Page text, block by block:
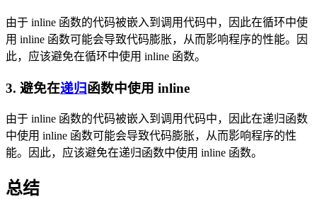
由于 inline 函数的代码被嵌入到调用代码中，因此在循环中使
用 inline 函数可能会导致代码膨胀，从而影响程序的性能。因
此，应该避免在循环中使用 inline 函数。
3. 避免在递归函数中使用 inline
由于 inline 函数的代码被嵌入到调用代码中，因此在递归函数
中使用 inline 函数可能会导致代码膨胀，从而影响程序的性
能。因此，应该避免在递归函数中使用 inline 函数。
总结